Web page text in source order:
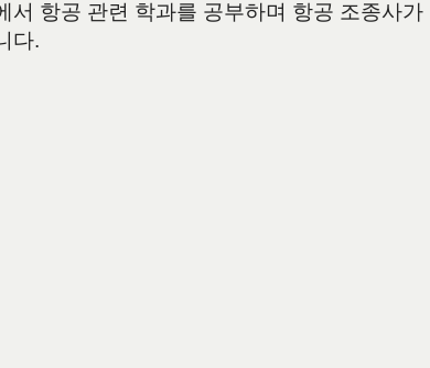
항공 관련 학과를 공부하며 항공 조종사
다.